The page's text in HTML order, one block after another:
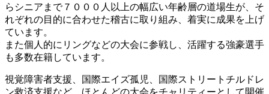
らシニアまで７０００人以上の幅広い年齢層の道場生が、そ
れぞれの目的に合わせた稽古に取り組み、着実に成果を上げ
ています。
また個人的にリングなどの大会に参戦し、活躍する強豪選手
も多数在籍しています。
視覚障害者支援、国際エイズ孤児、国際ストリートチルドレ
ン救済支援など、ほとんどの大会をチャリティーとして開催